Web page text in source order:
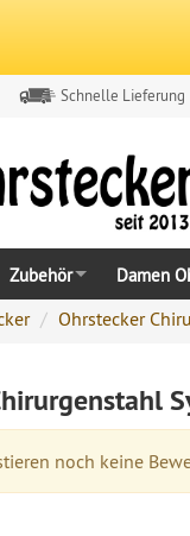
Schnelle Lieferung
Zubehör Damen
Ohrstecker
noch keine